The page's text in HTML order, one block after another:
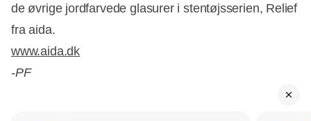
de øvrige jordfarvede glasurer i stentøjsserien, Relief
fra aida.
www.aida.dk
-PF